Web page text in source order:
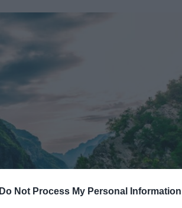
Do Not Process My Personal Information